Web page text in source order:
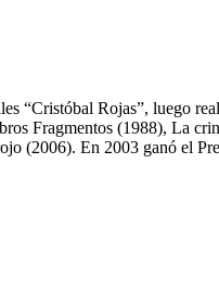
“Cristóbal Rojas”, luego
Fragmentos (1988), La
(2006). En 2003 ganó el